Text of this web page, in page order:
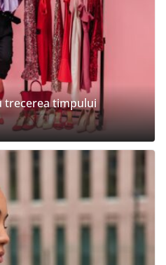
trecerea timpului